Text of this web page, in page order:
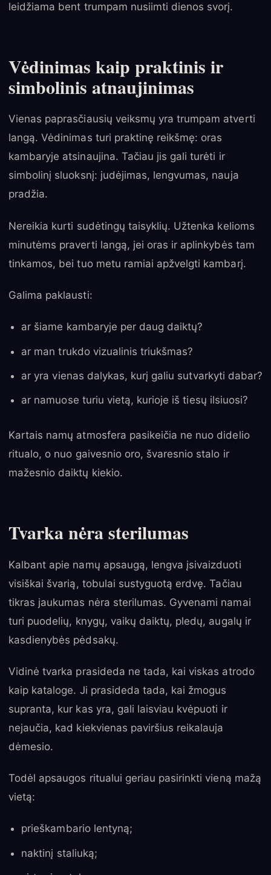
leidžiama bent trumpam nusiimti dienos svorį.
Vėdinimas kaip praktinis ir
simbolinis atnaujinimas
Vienas paprasčiausių veiksmų yra trumpam atverti
langą. Vėdinimas turi praktinę reikšmę: oras
kambaryje atsinaujina. Tačiau jis gali turėti ir
simbolinį sluoksnį: judėjimas, lengvumas, nauja
pradžia.
Nereikia kurti sudėtingų taisyklių. Užtenka kelioms
minutėms praverti langą, jei oras ir aplinkybės tam
tinkamos, bei tuo metu ramiai apžvelgti kambarį.
Galima paklausti:
ar šiame kambaryje per daug daiktų?
ar man trukdo vizualinis triukšmas?
ar yra vienas dalykas, kurį galiu sutvarkyti dabar?
ar namuose turiu vietą, kurioje iš tiesų ilsiuosi?
Kartais namų atmosfera pasikeičia ne nuo didelio
ritualo, o nuo gaivesnio oro, švaresnio stalo ir
mažesnio daiktų kiekio.
Tvarka nėra sterilumas
Kalbant apie namų apsaugą, lengva įsivaizduoti
visiškai švarią, tobulai sustyguotą erdvę. Tačiau
tikras jaukumas nėra sterilumas. Gyvenami namai
turi puodelių, knygų, vaikų daiktų, pledų, augalų ir
kasdienybės pėdsakų.
Vidinė tvarka prasideda ne tada, kai viskas atrodo
kaip kataloge. Ji prasideda tada, kai žmogus
supranta, kur kas yra, gali laisviau kvėpuoti ir
nejaučia, kad kiekvienas paviršius reikalauja
dėmesio.
Todėl apsaugos ritualui geriau pasirinkti vieną mažą
vietą:
prieškambario lentyną;
naktinį staliuką;